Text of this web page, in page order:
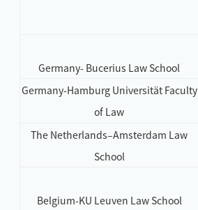
Germany- Bucerius Law School
Germany-Hamburg Universität Faculty
of Law
The Netherlands–Amsterdam Law
School
Belgium-KU Leuven Law School